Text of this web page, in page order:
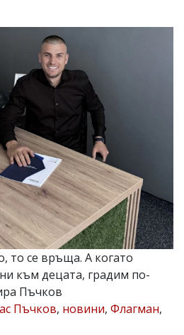
то се връща. А когато
към децата, градим по-
Пъчков
Пъчков, новини, Флагман,